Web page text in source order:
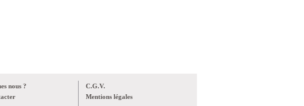
nous ?
C.G.V.
Mentions légales